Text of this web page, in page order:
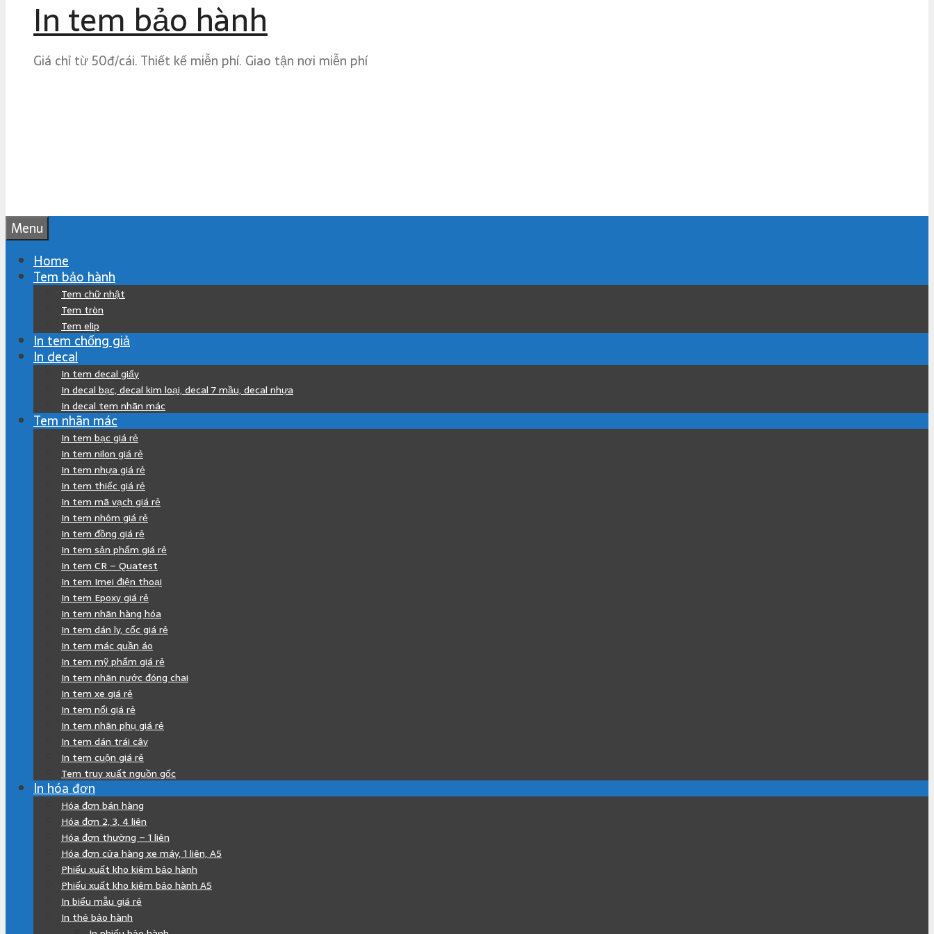
In tem bảo hành
Giá chỉ từ 50đ/cái. Thiết kế miễn phí. Giao tận nơi miễn phí
Menu
Home
Tem bảo hành
Tem chữ nhật
Tem tròn
Tem elip
In tem chống giả
In decal
In tem decal giấy
In decal bạc, decal kim loại, decal 7 mầu, decal nhựa
In decal tem nhãn mác
Tem nhãn mác
In tem bạc giá rẻ
In tem nilon giá rẻ
In tem nhựa giá rẻ
In tem thiếc giá rẻ
In tem mã vạch giá rẻ
In tem nhôm giá rẻ
In tem đồng giá rẻ
In tem sản phẩm giá rẻ
In tem CR – Quatest
In tem Imei điện thoại
In tem Epoxy giá rẻ
In tem nhãn hàng hóa
In tem dán ly, cốc giá rẻ
In tem mác quần áo
In tem mỹ phẩm giá rẻ
In tem nhãn nước đóng chai
In tem xe giá rẻ
In tem nổi giá rẻ
In tem nhãn phụ giá rẻ
In tem dán trái cây
In tem cuộn giá rẻ
Tem truy xuất nguồn gốc
In hóa đơn
Hóa đơn bán hàng
Hóa đơn 2, 3, 4 liên
Hóa đơn thường – 1 liên
Hóa đơn cửa hàng xe máy, 1 liên, A5
Phiếu xuất kho kiêm bảo hành
Phiếu xuất kho kiêm bảo hành A5
In biểu mẫu giá rẻ
In thẻ bảo hành